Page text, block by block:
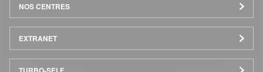
NOS CENTRES
EXTRANET